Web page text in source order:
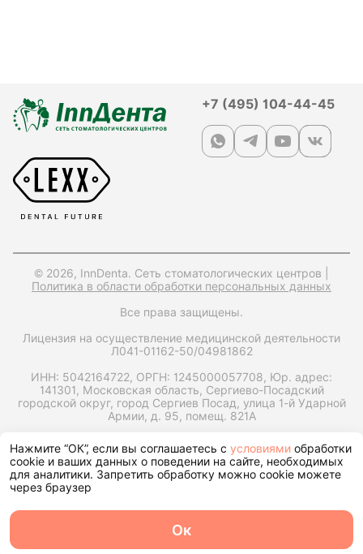
+7 (495) 104-44-45
© 2026, InnDenta. Сеть стоматологических центров |
Политика в области обработки персональных данных
Все права защищены.
Лицензия на осуществление медицинской деятельности
Л041-01162-50/04981862
ИНН: 5042164722, ОРГН: 1245000057708, Юр. адрес:
141301, Московская область, Сергиево-Посадский
городской округ, город Сергиев Посад, улица 1-й Ударной
Армии, д. 95, помещ. 821А
Запрос справки на налоговый вычет
Нажмите “ОК”, если вы соглашаетесь с условиями обработки
cookie и ваших данных о поведении на сайте, необходимых
для аналитики. Запретить обработку можно cookie можете
через браузер
Ок